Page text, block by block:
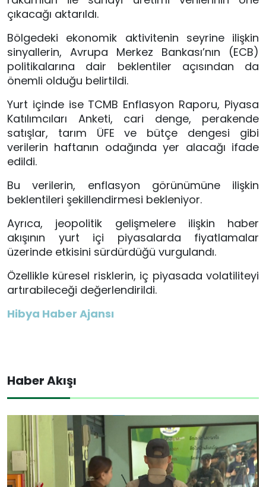
çıkacağı aktarıldı.
Bölgedeki ekonomik aktivitenin seyrine ilişkin
sinyallerin, Avrupa Merkez Bankası’nın (ECB)
politikalarına dair beklentiler açısından da
önemli olduğu belirtildi.
Yurt içinde ise TCMB Enflasyon Raporu, Piyasa
Katılımcıları Anketi, cari denge, perakende
satışlar, tarım ÜFE ve bütçe dengesi gibi
verilerin haftanın odağında yer alacağı ifade
edildi.
Bu verilerin, enflasyon görünümüne ilişkin
beklentileri şekillendirmesi bekleniyor.
Ayrıca, jeopolitik gelişmelere ilişkin haber
akışının yurt içi piyasalarda fiyatlamalar
üzerinde etkisini sürdürdüğü vurgulandı.
Özellikle küresel risklerin, iç piyasada volatiliteyi
artırabileceği değerlendirildi.
Hibya Haber Ajansı
Haber Akışı